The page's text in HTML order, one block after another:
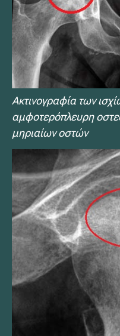
Ακτινογραφία των
αμφοτερόπλευρη
μηριαίων οστών